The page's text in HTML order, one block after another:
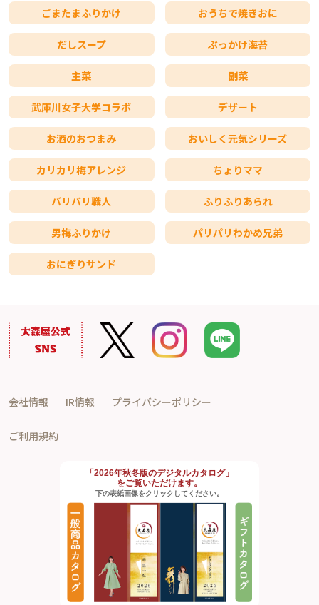
ごまたまふりかけ おうちで焼きおに
だしスープ ぶっかけ海苔
主菜 副菜
武庫川女子大学コラボ デザート
お酒のおつまみ おいしく元気シリーズ
カリカリ梅アレンジ ちょりママ
バリバリ職人 ふりふりあられ
男梅ふりかけ パリパリわかめ兄弟
おにぎりサンド
会社情報 IR情報 プライバシーポリシー
ご利用規約
「2026年秋冬版のデジタルカタログ」
をご覧いただけます。
下の表紙画像をクリックしてください。